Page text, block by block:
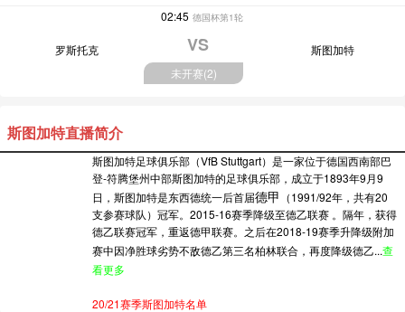
02:45 德国杯第1轮
罗斯托克 斯图加特
VS
未开赛(2)
斯图加特直播简介
斯图加特足球俱乐部（VfB Stuttgart）是一家位于德国西南部巴
登-符腾堡州中部斯图加特的足球俱乐部，成立于1893年9月9
日，斯图加特是东西德统一后首届德甲 （1991/92年，共有20
支参赛球队）冠军。2015-16赛季降级至德乙联赛 。隔年，获得
德乙联赛冠军，重返德甲联赛。之后在2018-19赛季升降级附加
赛中因净胜球劣势不敌德乙第三名柏林联合，再度降级德乙...查
看更多
20/21赛季斯图加特名单